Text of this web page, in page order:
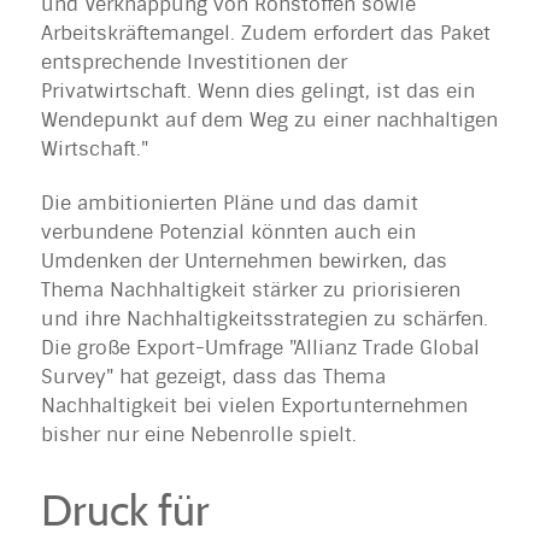
Arbeitskräftemangel. Zudem erfordert das Paket
entsprechende Investitionen der
Privatwirtschaft. Wenn dies gelingt, ist das ein
Wendepunkt auf dem Weg zu einer nachhaltigen
Wirtschaft."
Die ambitionierten Pläne und das damit
verbundene Potenzial könnten auch ein
Umdenken der Unternehmen bewirken, das
Thema Nachhaltigkeit stärker zu priorisieren
und ihre Nachhaltigkeitsstrategien zu schärfen.
Die große Export-Umfrage "Allianz Trade Global
Survey" hat gezeigt, dass das Thema
Nachhaltigkeit bei vielen Exportunternehmen
bisher nur eine Nebenrolle spielt.
Druck für